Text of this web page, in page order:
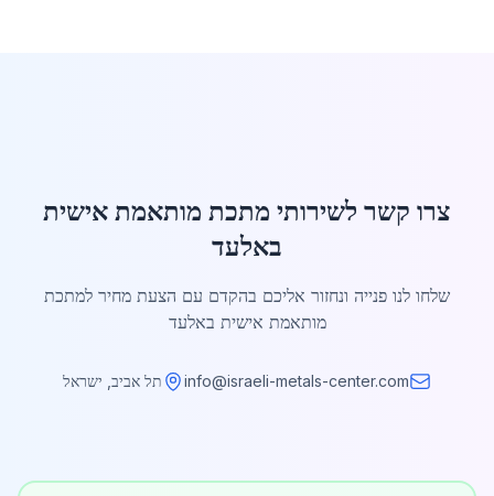
צרו קשר לשירותי מתכת מותאמת אישית
באלעד
שלחו לנו פנייה ונחזור אליכם בהקדם עם הצעת מחיר למתכת
מותאמת אישית באלעד
info@israeli-metals-center.com תל אביב, ישראל